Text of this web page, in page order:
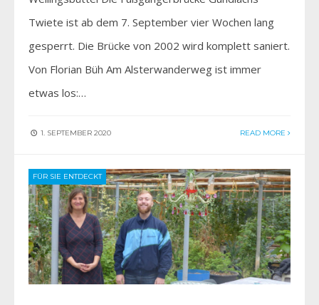
Twiete ist ab dem 7. September vier Wochen lang
gesperrt. Die Brücke von 2002 wird komplett saniert.
Von Florian Büh Am Alsterwanderweg ist immer
etwas los:…
1. SEPTEMBER 2020 READ MORE
FÜR SIE ENTDECKT